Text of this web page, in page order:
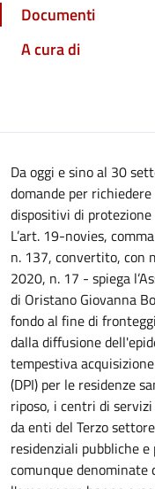
Documenti
A cura di
Da oggi e sino al 30
domande per
dispositivi di protezione
L’art. 19-novies,
n. 137, convertito, con
2020, n. 17 - spiega
di Oristano Giovanna
fondo al fine di
dalla diffusione
tempestiva
(DPI) per le residenze
riposo, i centri di
da enti del Terzo
residenziali pubbliche
comunque